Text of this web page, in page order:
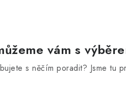
vám s
s něčím poradit? Jsme tu